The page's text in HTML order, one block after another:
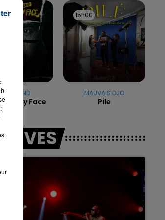
WEEKND
My Face
15h00
15h00
MAUVAIS DJO
Pile
LIVES